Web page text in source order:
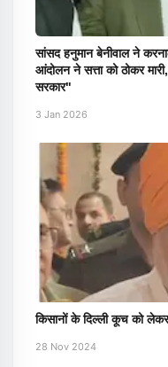
सांसद हनुमान बेनीवाल ने
आंदोलन ने सत्ता को ठोकर
सरकार"
3 Jan 2026
किसानों के दिल्ली कूच को
28 Nov 2024